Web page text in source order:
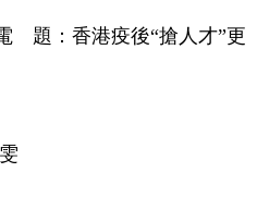
題：香港疫後“搶人才”更